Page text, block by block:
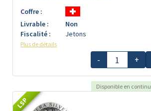
Coffre :
Livrable :
Non
Fiscalité :
Jetons
Plus de détails
- +
Disponible en continu
LSP